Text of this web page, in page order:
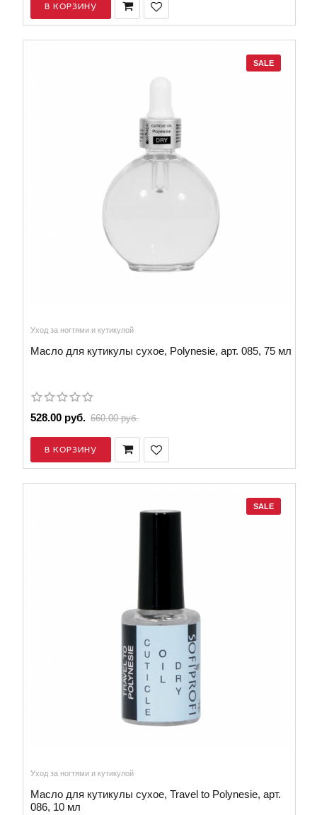
В КОРЗИНУ
SALE
Уход за ногтями и кутикулой
Масло для кутикулы сухое, Polynesie, арт. 085, 75 мл
528.00 руб. 660.00 руб.
В КОРЗИНУ
SALE
Уход за ногтями и кутикулой
Масло для кутикулы сухое, Travel to Polynesie, арт.
086, 10 мл